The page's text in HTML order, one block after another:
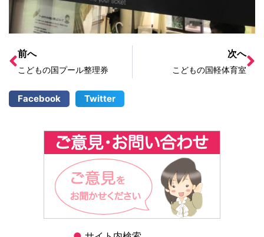
前へ
こどもの国プール整理券
次へ
こどもの国軽体育室
Facebook Twitter